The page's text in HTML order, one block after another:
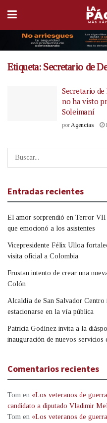
Etiqueta: Secretario de
Secretario de
no ha visto
Soleimaní
por Agencias
Entradas recientes
El amor sorprendió en Terror VII
que emocionó a los asistentes
Vicepresidente Félix Ulloa
visita oficial a Colombia
Frustan intento de crear una
Colón
Alcaldía de San Salvador
estacionarse en la vía pública
Patricia Godínez invita a la
inauguración de nuevos servicios
Comentarios recientes
Tom en «Los veteranos de
candidato a diputado Vladimir
Tom en «Los veteranos de